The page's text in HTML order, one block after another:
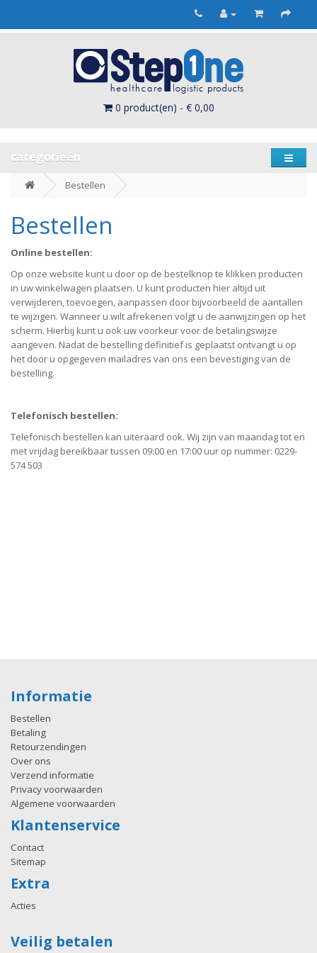
0 product(en) - € 0,00
categorieën
Bestellen
Bestellen
Online bestellen:
Op onze website kunt u door op de bestelknop te klikken producten
in uw winkelwagen plaatsen. U kunt producten hier altijd uit
verwijderen, toevoegen, aanpassen door bijvoorbeeld de aantallen
te wijzigen. Wanneer u wilt afrekenen volgt u de aanwijzingen op het
scherm. Hierbij kunt u ook uw voorkeur voor de betalingswijze
aangeven. Nadat de bestelling definitief is geplaatst ontvangt u op
het door u opgegeven mailadres van ons een bevestiging van de
bestelling.
Telefonisch bestellen:
Telefonisch bestellen kan uiteraard ook. Wij zijn van maandag tot en
met vrijdag bereikbaar tussen 09:00 en 17:00 uur op nummer: 0229-
574 503
Informatie
Bestellen
Betaling
Retourzendingen
Over ons
Verzend informatie
Privacy voorwaarden
Algemene voorwaarden
Klantenservice
Contact
Sitemap
Extra
Acties
Veilig betalen